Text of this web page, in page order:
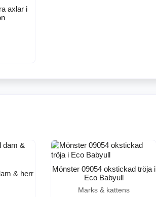
axlar i
& herr
Mönster 09054 okstickad tröja i
Eco Babyull
Marks & kattens